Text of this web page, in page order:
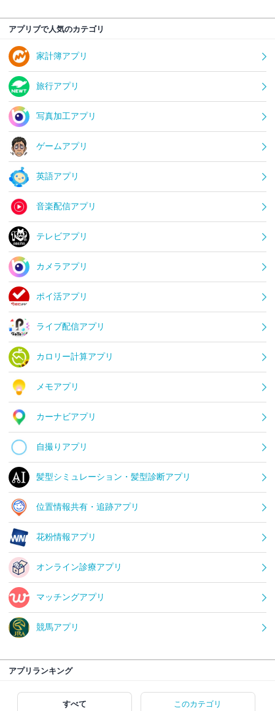
アプリブで人気のカテゴリ
家計簿アプリ
旅行アプリ
写真加工アプリ
ゲームアプリ
英語アプリ
音楽配信アプリ
テレビアプリ
カメラアプリ
ポイ活アプリ
ライブ配信アプリ
カロリー計算アプリ
メモアプリ
カーナビアプリ
自撮りアプリ
髪型シミュレーション・髪型診断アプリ
位置情報共有・追跡アプリ
花粉情報アプリ
オンライン診療アプリ
マッチングアプリ
競馬アプリ
アプリランキング
すべて このカテゴリ